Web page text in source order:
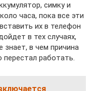
симку и
часа, пока все эти
их в телефон
в тех случаях,
знает, в чем причина
перестал работать.